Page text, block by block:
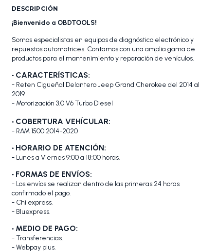
DESCRIPCIÓN
¡Bienvenido a OBDTOOLS!
Somos especialistas en equipos de diagnóstico electrónico y
repuestos automotrices. Contamos con una amplia gama de
productos para el mantenimiento y reparación de vehículos.
• CARACTERÍSTICAS:
- Reten Cigüeñal Delantero Jeep Grand Cherokee del 2014 al
2019
- Motorización 3.0 V6 Turbo Diesel
• COBERTURA VEHÍCULAR:
- RAM 1500 2014-2020
• HORARIO DE ATENCIÓN:
- Lunes a Viernes 9:00 a 18:00 horas.
• FORMAS DE ENVÍOS:
- Los envíos se realizan dentro de las primeras 24 horas
confirmado el pago.
- Chilexpress.
- Bluexpress.
• MEDIO DE PAGO:
- Transferencias.
- Webpay plus.